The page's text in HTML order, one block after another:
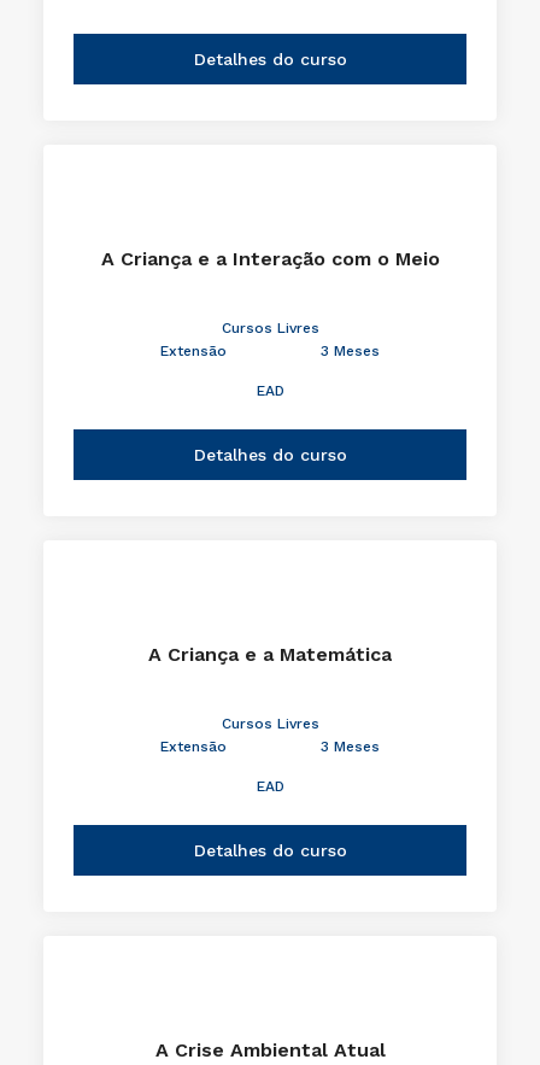
Detalhes do curso
A Criança e a Interação com o Meio
Cursos Livres
Extensão
3 Meses
EAD
Detalhes do curso
A Criança e a Matemática
Cursos Livres
Extensão
3 Meses
EAD
Detalhes do curso
A Crise Ambiental Atual